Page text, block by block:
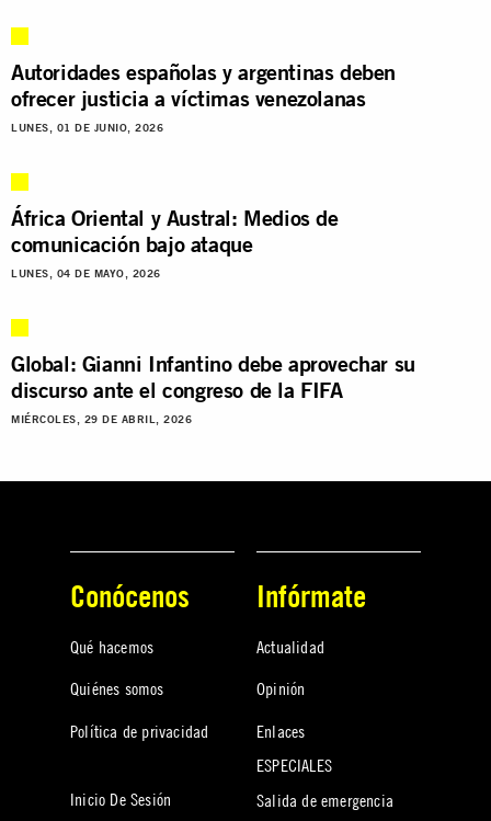
Autoridades españolas y argentinas deben
ofrecer justicia a víctimas venezolanas
LUNES, 01 DE JUNIO, 2026
África Oriental y Austral: Medios de
comunicación bajo ataque
LUNES, 04 DE MAYO, 2026
Global: Gianni Infantino debe aprovechar su
discurso ante el congreso de la FIFA
MIÉRCOLES, 29 DE ABRIL, 2026
Conócenos
Qué hacemos
Quiénes somos
Política de privacidad
Inicio De Sesión
Infórmate
Actualidad
Opinión
Enlaces
ESPECIALES
Salida de emergencia